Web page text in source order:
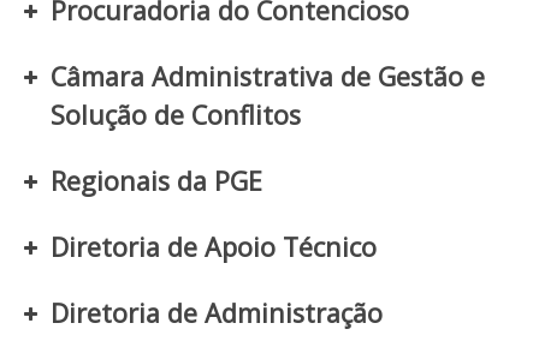
Procuradoria do Contencioso
Câmara Administrativa de Gestão e
Solução de Conflitos
Regionais da PGE
Diretoria de Apoio Técnico
Diretoria de Administração